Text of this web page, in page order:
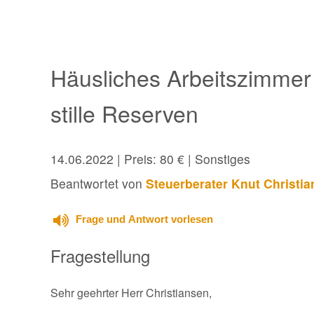
Häusliches
stille Reserven
14.06.2022 | Preis: 80 € | Sonstiges
Beantwortet von Steuerberater Knut
Frage und Antwort vorlesen
Fragestellung
Sehr geehrter Herr Christiansen,